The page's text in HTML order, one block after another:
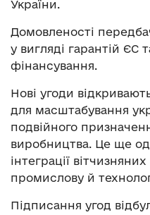
України.
Домовленості
у вигляді гарантій ЄС
фінансування.
Нові угоди
для масштабування
подвійного
виробництва. Це ще
інтеграції
промислову й
Підписання угод